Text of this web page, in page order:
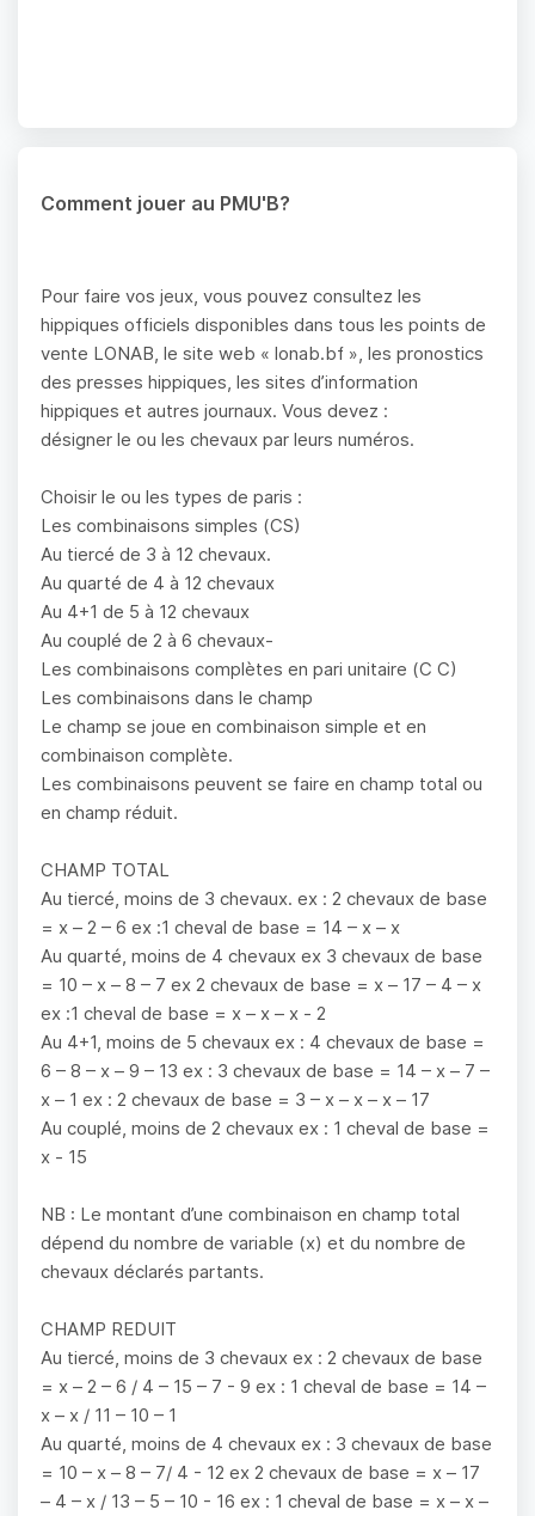
Comment jouer au PMU'B?
Pour faire vos jeux, vous pouvez consultez les
hippiques officiels disponibles dans tous les points de
vente LONAB, le site web « lonab.bf », les pronostics
des presses hippiques, les sites d’information
hippiques et autres journaux. Vous devez :
désigner le ou les chevaux par leurs numéros.
Choisir le ou les types de paris :
Les combinaisons simples (CS)
Au tiercé de 3 à 12 chevaux.
Au quarté de 4 à 12 chevaux
Au 4+1 de 5 à 12 chevaux
Au couplé de 2 à 6 chevaux-
Les combinaisons complètes en pari unitaire (C C)
Les combinaisons dans le champ
Le champ se joue en combinaison simple et en
combinaison complète.
Les combinaisons peuvent se faire en champ total ou
en champ réduit.
CHAMP TOTAL
Au tiercé, moins de 3 chevaux. ex : 2 chevaux de base
= x – 2 – 6 ex :1 cheval de base = 14 – x – x
Au quarté, moins de 4 chevaux ex 3 chevaux de base
= 10 – x – 8 – 7 ex 2 chevaux de base = x – 17 – 4 – x
ex :1 cheval de base = x – x – x - 2
Au 4+1, moins de 5 chevaux ex : 4 chevaux de base =
6 – 8 – x – 9 – 13 ex : 3 chevaux de base = 14 – x – 7 –
x – 1 ex : 2 chevaux de base = 3 – x – x – x – 17
Au couplé, moins de 2 chevaux ex : 1 cheval de base =
x - 15
NB : Le montant d’une combinaison en champ total
dépend du nombre de variable (x) et du nombre de
chevaux déclarés partants.
CHAMP REDUIT
Au tiercé, moins de 3 chevaux ex : 2 chevaux de base
= x – 2 – 6 / 4 – 15 – 7 - 9 ex : 1 cheval de base = 14 –
x – x / 11 – 10 – 1
Au quarté, moins de 4 chevaux ex : 3 chevaux de base
= 10 – x – 8 – 7/ 4 - 12 ex 2 chevaux de base = x – 17
– 4 – x / 13 – 5 – 10 - 16 ex : 1 cheval de base = x – x –